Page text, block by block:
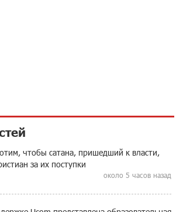
чтобы сатана, пришедший к власти,
за их поступки
около 5 часов назад